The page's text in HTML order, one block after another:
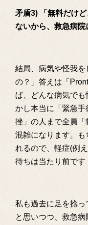
矛盾3) 「無料だけ
ないから、救急病院
結局、病気や怪我
の？」答えは「
ば、どんな病気で
かし本当に「緊急
挫」の人まで全員
混雑になります。
れるので、軽症(例
待ちは当たり前です
私も過去に足を捻っ
と思いつつ、救急